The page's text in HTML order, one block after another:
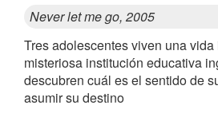
Never let me go, 2005
Tres adolescentes viven una
misteriosa institución educativa
descubren cuál es el sentido de
asumir su destino